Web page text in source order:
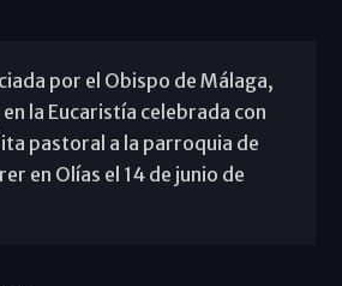
por el Obispo de Málaga,
en la Eucaristía celebrada con
pastoral a la parroquia de
en Olías el 14 de junio de